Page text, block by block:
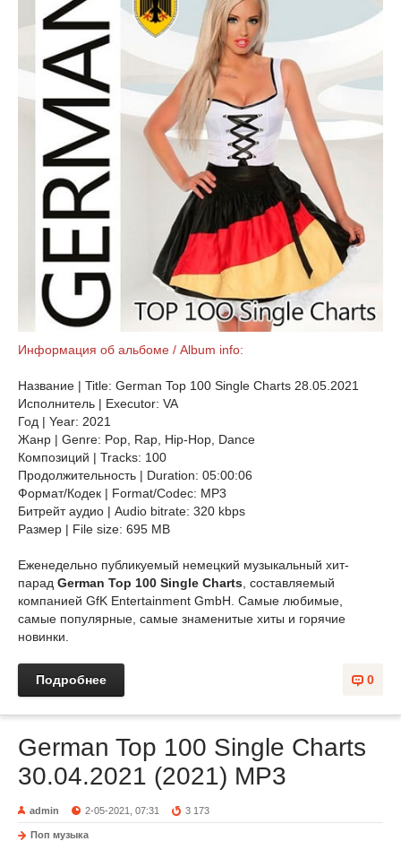
Информация об альбоме / Album info:
Название | Title: German Top 100 Single Charts 28.05.2021
Исполнитель | Executor: VA
Год | Year: 2021
Жанр | Genre: Pop, Rap, Hip-Hop, Dance
Композиций | Tracks: 100
Продолжительность | Duration: 05:00:06
Формат/Кодек | Format/Codec: MP3
Битрейт аудио | Audio bitrate: 320 kbps
Размер | File size: 695 MB
Еженедельно публикуемый немецкий музыкальный хит-
парад German Top 100 Single Charts , составляемый
компанией GfK Entertainment GmbH. Самые любимые,
самые популярные, самые знаменитые хиты и горячие
новинки.
0
Подробнее
German Top 100 Single Charts
30.04.2021 (2021) MP3
admin 2-05-2021, 07:31 3 173
Поп музыка